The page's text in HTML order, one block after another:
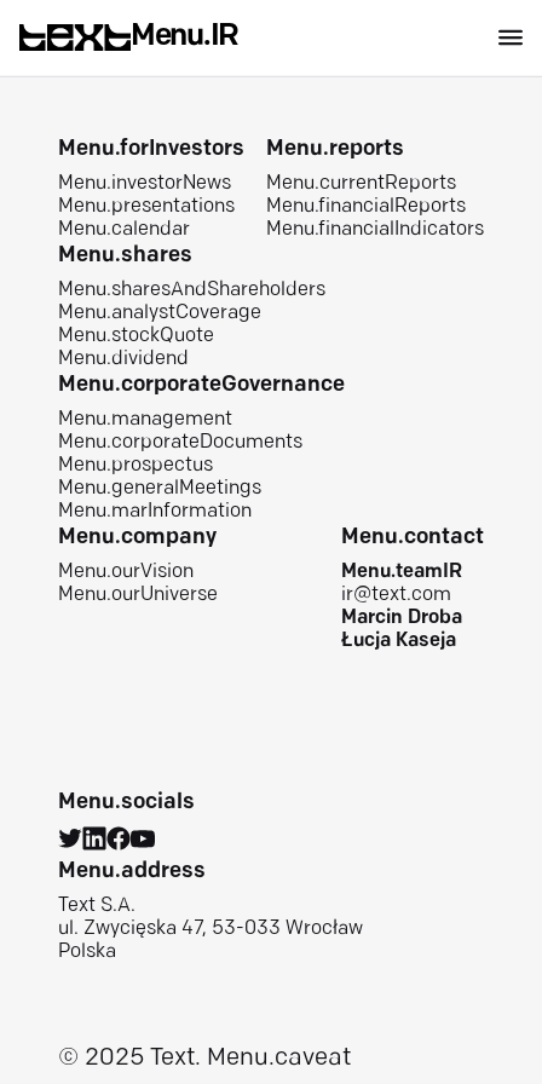
Menu.IR
Menu.forInvestors
Menu.investorNews
Menu.presentations
Menu.calendar
Menu.reports
Menu.currentReports
Menu.financialReports
Menu.financialIndicators
Menu.shares
Menu.sharesAndShareholders
Menu.analystCoverage
Menu.stockQuote
Menu.dividend
Menu.corporateGovernance
Menu.management
Menu.corporateDocuments
Menu.prospectus
Menu.generalMeetings
Menu.marInformation
Menu.company
Menu.ourVision
Menu.ourUniverse
Menu.contact
Menu.teamIR
ir@text.com
Marcin Droba
Łucja Kaseja
Menu.socials
Menu.address
Text S.A.
ul. Zwycięska 47, 53-033 Wrocław
Polska
© 2025 Text. Menu.caveat